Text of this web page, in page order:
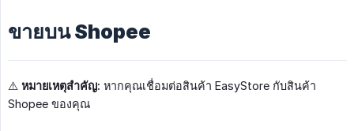
ขายบน Shopee
⚠️ หมายเหตุสำคัญ: หากคุณเชื่อมต่อสินค้า EasyStore กับสินค้า
Shopee ของคุณ